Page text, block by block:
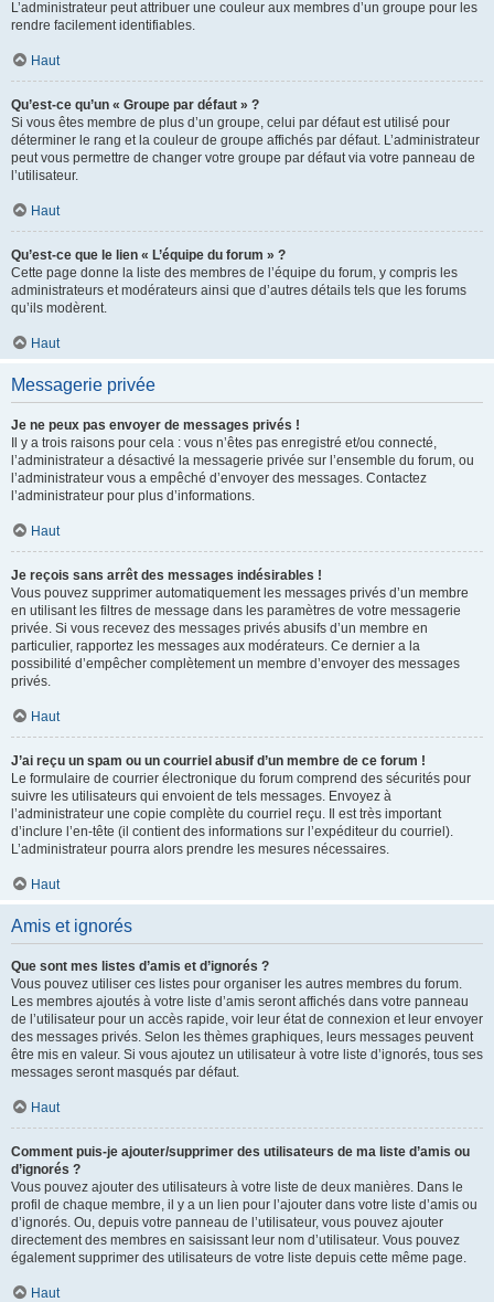
L’administrateur peut attribuer une couleur aux membres d’un groupe pour les
rendre facilement identifiables.
Haut
Qu’est-ce qu’un « Groupe par défaut » ?
Si vous êtes membre de plus d’un groupe, celui par défaut est utilisé pour
déterminer le rang et la couleur de groupe affichés par défaut. L’administrateur
peut vous permettre de changer votre groupe par défaut via votre panneau de
l’utilisateur.
Haut
Qu’est-ce que le lien « L’équipe du forum » ?
Cette page donne la liste des membres de l’équipe du forum, y compris les
administrateurs et modérateurs ainsi que d’autres détails tels que les forums
qu’ils modèrent.
Haut
Messagerie privée
Je ne peux pas envoyer de messages privés !
Il y a trois raisons pour cela : vous n’êtes pas enregistré et/ou connecté,
l’administrateur a désactivé la messagerie privée sur l’ensemble du forum, ou
l’administrateur vous a empêché d’envoyer des messages. Contactez
l’administrateur pour plus d’informations.
Haut
Je reçois sans arrêt des messages indésirables !
Vous pouvez supprimer automatiquement les messages privés d’un membre
en utilisant les filtres de message dans les paramètres de votre messagerie
privée. Si vous recevez des messages privés abusifs d’un membre en
particulier, rapportez les messages aux modérateurs. Ce dernier a la
possibilité d’empêcher complètement un membre d’envoyer des messages
privés.
Haut
J’ai reçu un spam ou un courriel abusif d’un membre de ce forum !
Le formulaire de courrier électronique du forum comprend des sécurités pour
suivre les utilisateurs qui envoient de tels messages. Envoyez à
l’administrateur une copie complète du courriel reçu. Il est très important
d’inclure l’en-tête (il contient des informations sur l’expéditeur du courriel).
L’administrateur pourra alors prendre les mesures nécessaires.
Haut
Amis et ignorés
Que sont mes listes d’amis et d’ignorés ?
Vous pouvez utiliser ces listes pour organiser les autres membres du forum.
Les membres ajoutés à votre liste d’amis seront affichés dans votre panneau
de l’utilisateur pour un accès rapide, voir leur état de connexion et leur envoyer
des messages privés. Selon les thèmes graphiques, leurs messages peuvent
être mis en valeur. Si vous ajoutez un utilisateur à votre liste d’ignorés, tous ses
messages seront masqués par défaut.
Haut
Comment puis-je ajouter/supprimer des utilisateurs de ma liste d’amis ou
d’ignorés ?
Vous pouvez ajouter des utilisateurs à votre liste de deux manières. Dans le
profil de chaque membre, il y a un lien pour l’ajouter dans votre liste d’amis ou
d’ignorés. Ou, depuis votre panneau de l’utilisateur, vous pouvez ajouter
directement des membres en saisissant leur nom d’utilisateur. Vous pouvez
également supprimer des utilisateurs de votre liste depuis cette même page.
Haut